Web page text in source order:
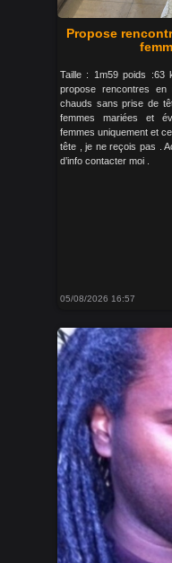
Propose
Taille : 1m59 poids :63
propose rencontres
chauds sans prise de
femmes mariées et
femmes uniquement et
tête , je ne reçois pas .
d’info contacter moi .
05/08/2026 16:57